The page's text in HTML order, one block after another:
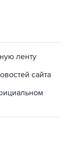
сайта